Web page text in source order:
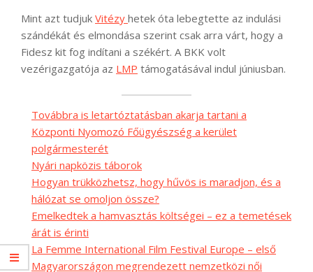
Mint azt tudjuk Vitézy hetek óta lebegtette az indulási
szándékát és elmondása szerint csak arra várt, hogy a
Fidesz kit fog indítani a székért. A BKK volt
vezérigazgatója az LMP támogatásával indul júniusban.
Továbbra is letartóztatásban akarja tartani a
Központi Nyomozó Főügyészség a kerület
polgármesterét
Nyári napközis táborok
Hogyan trükközhetsz, hogy hűvös is maradjon, és a
hálózat se omoljon össze?
Emelkedtek a hamvasztás költségei – ez a temetések
árát is érinti
La Femme International Film Festival Europe – első
Magyarországon megrendezett nemzetközi női